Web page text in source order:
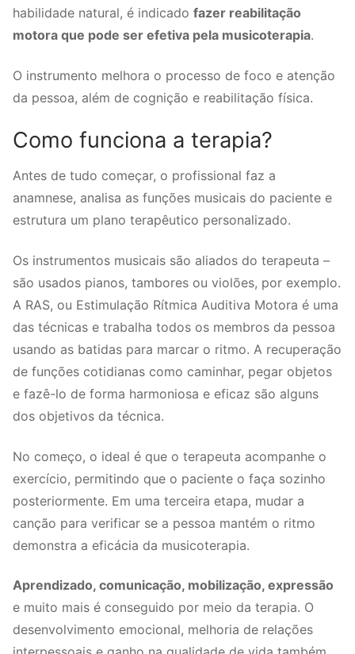
habilidade natural, é indicado fazer reabilitação
motora que pode ser efetiva pela musicoterapia.
O instrumento melhora o processo de foco e atenção
da pessoa, além de cognição e reabilitação física.
Como funciona a terapia?
Antes de tudo começar, o profissional faz a
anamnese, analisa as funções musicais do paciente e
estrutura um plano terapêutico personalizado.
Os instrumentos musicais são aliados do terapeuta –
são usados pianos, tambores ou violões, por exemplo.
A RAS, ou Estimulação Rítmica Auditiva Motora é uma
das técnicas e trabalha todos os membros da pessoa
usando as batidas para marcar o ritmo. A recuperação
de funções cotidianas como caminhar, pegar objetos
e fazê-lo de forma harmoniosa e eficaz são alguns
dos objetivos da técnica.
No começo, o ideal é que o terapeuta acompanhe o
exercício, permitindo que o paciente o faça sozinho
posteriormente. Em uma terceira etapa, mudar a
canção para verificar se a pessoa mantém o ritmo
demonstra a eficácia da musicoterapia.
Aprendizado, comunicação, mobilização, expressão
e muito mais é conseguido por meio da terapia. O
desenvolvimento emocional, melhoria de relações